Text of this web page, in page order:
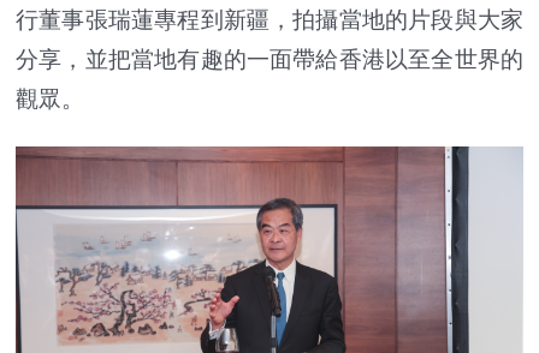
行董事張瑞蓮專程到新疆，拍攝當地的片段與大家
分享，並把當地有趣的一面帶給香港以至全世界的
觀眾。